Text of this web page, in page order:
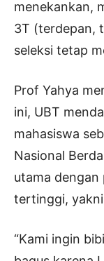
menekankan,
3T (terdepan,
seleksi tetap
Prof Yahya
ini, UBT
mahasiswa
Nasional
utama dengan
tertinggi,
“Kami ingin